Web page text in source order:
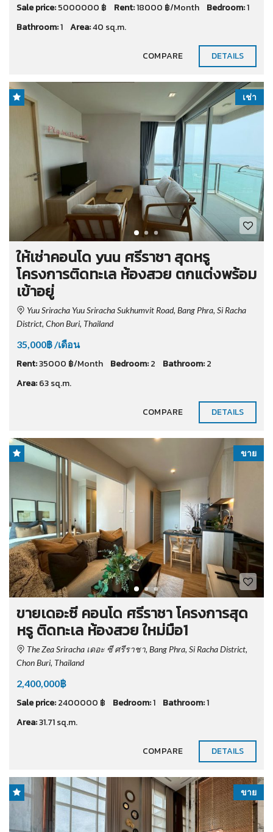
Sale price:5000000 ฿ Rent:18000 ฿/Month Bedroom:1
Bathroom:1 Area:40 sq.m.
COMPARE DETAILS
เช่า
ให้เช่าคอนโด yuu ศรีราชา สุดหรู
โครงการติดทะเล ห้องสวย ตกแต่งพร้อม
เข้าอยู่
Yuu Sriracha Yuu Sriracha Sukhumvit Road, Bang Phra, Si Racha
District, Chon Buri, Thailand
35,000฿ /เดือน
Rent:35000 ฿/Month Bedroom:2 Bathroom:2
Area:63 sq.m.
COMPARE DETAILS
ขาย
ขายเดอะซี คอนโด ศรีราชา โครงการสุด
หรู ติดทะเล ห้องสวย ใหม่มือ1
The Zea Sriracha เดอะ ซี ศรีราชา, Bang Phra, Si Racha District,
Chon Buri, Thailand
2,400,000฿
Sale price:2400000 ฿ Bedroom:1 Bathroom:1
Area:31.71 sq.m.
COMPARE DETAILS
ขาย